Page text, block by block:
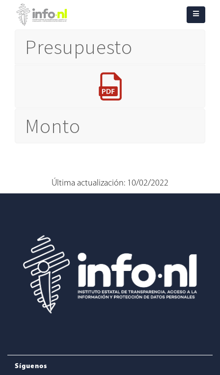
Presupuesto
Monto
Última actualización: 10/02/2022
Síguenos